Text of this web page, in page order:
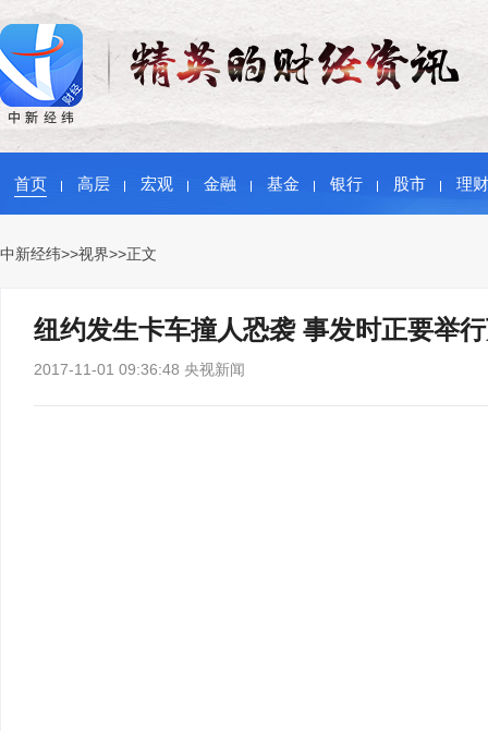
首页 高层 宏观 金融 基金 银行 股市 理财
中新经纬>>视界>>正文
纽约发生卡车撞人恐袭 事发时正要举
2017-11-01 09:36:48 央视新闻